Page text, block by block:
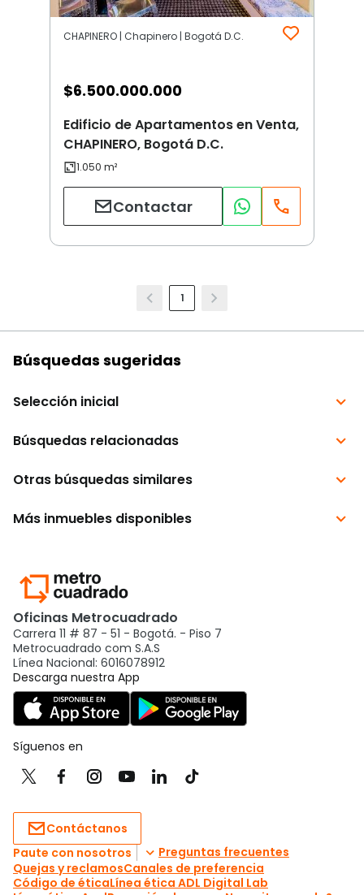
CHAPINERO | Chapinero | Bogotá D.C.
$6.500.000.000
Edificio de Apartamentos en Venta,
CHAPINERO, Bogotá D.C.
Contactar
1